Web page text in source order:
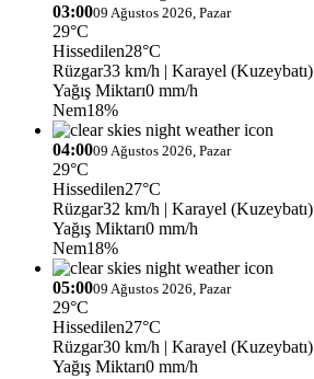
03:0009 Ağustos 2026, Pazar
29°C
Hissedilen28°C
Rüzgar33 km/h | Karayel (Kuzeybatı)
Yağış Miktarı0 mm/h
Nem18%
04:0009 Ağustos 2026, Pazar
29°C
Hissedilen27°C
Rüzgar32 km/h | Karayel (Kuzeybatı)
Yağış Miktarı0 mm/h
Nem18%
05:0009 Ağustos 2026, Pazar
29°C
Hissedilen27°C
Rüzgar30 km/h | Karayel (Kuzeybatı)
Yağış Miktarı0 mm/h